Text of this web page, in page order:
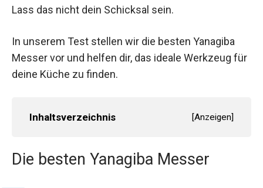
Lass das nicht dein Schicksal sein.
In unserem Test stellen wir die besten Yanagiba
Messer vor und helfen dir, das ideale Werkzeug für
deine Küche zu finden.
Inhaltsverzeichnis [Anzeigen]
Die besten Yanagiba Messer